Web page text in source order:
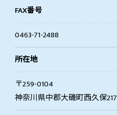
FAX番号
0463-71-2488
所在地
〒259-0104
神奈川県中郡大磯町西久保217